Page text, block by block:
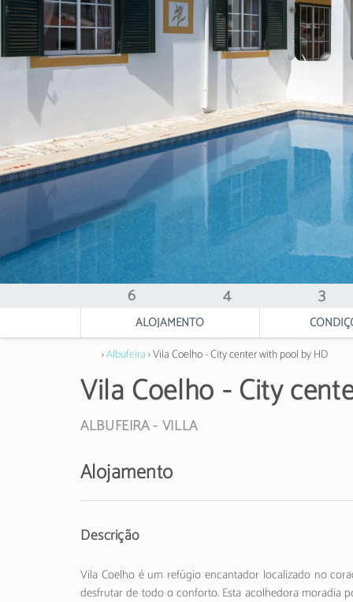
6 4 3
ALOJAMENTO
›Albufeira› Vila Coelho - City center with pool by HD
Vila Coelho - City
ALBUFEIRA - VILLA
Alojamento
Descrição
Vila Coelho é um refúgio encantador localizado no
desfrutar de todo o conforto. Esta acolhedora moradia